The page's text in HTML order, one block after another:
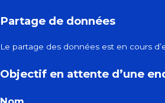
Partage de données
Le partage des données est en cours
Objectif en attente d’une